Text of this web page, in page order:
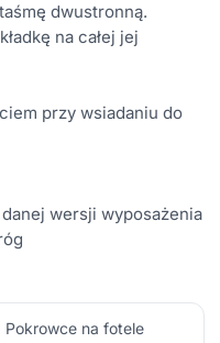
dwustronną.
na całej jej
przy wsiadaniu do
wersji wyposażenia
Pokrowce na fotele